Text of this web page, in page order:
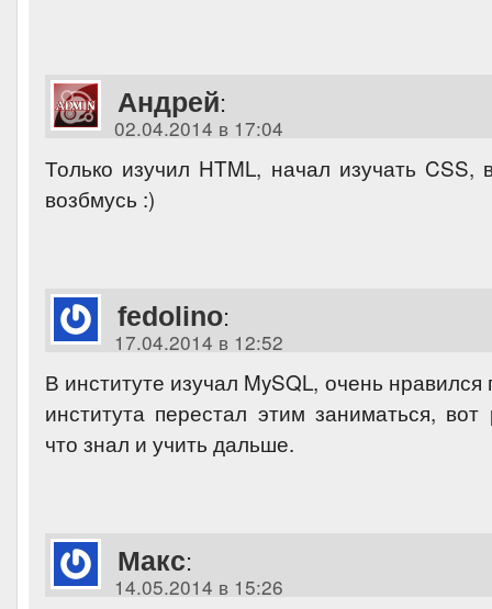
Андрей:
02.04.2014 в 17:04
Только изучил HTML, начал изучать CSS,
возбмусь :)
fedolino:
17.04.2014 в 12:52
В институте изучал MySQL, очень
института перестал этим заниматься,
что знал и учить дальше.
Макс:
14.05.2014 в 15:26